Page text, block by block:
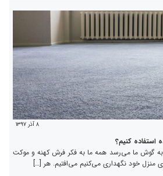
۸ آذر ۱۳۹۷
استفاده کنیم؟
گوش ما می‌رسد همه ما به فکر فرش‌ کهنه و موکت
منزل خود نگهداری می‌کنیم می‌افتیم. هر […]